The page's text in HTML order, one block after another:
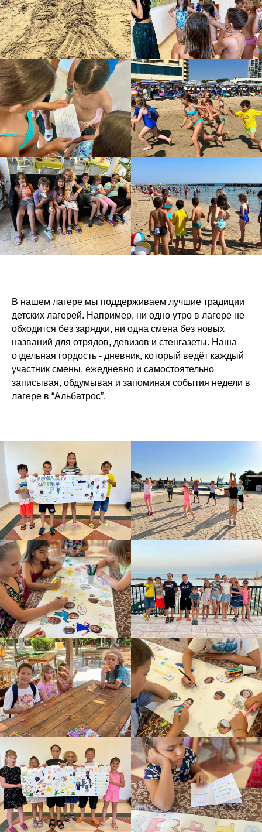
В нашем лагере мы поддерживаем лучшие традиции
детских лагерей. Например, ни одно утро в лагере не
обходится без зарядки, ни одна смена без новых
названий для отрядов, девизов и стенгазеты. Наша
отдельная гордость - дневник, который ведёт каждый
участник смены, ежедневно и самостоятельно
записывая, обдумывая и запоминая события недели в
лагере в “Альбатрос”.